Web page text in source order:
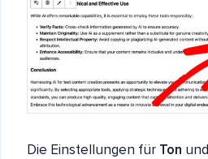
Die Einstellungen für Ton und